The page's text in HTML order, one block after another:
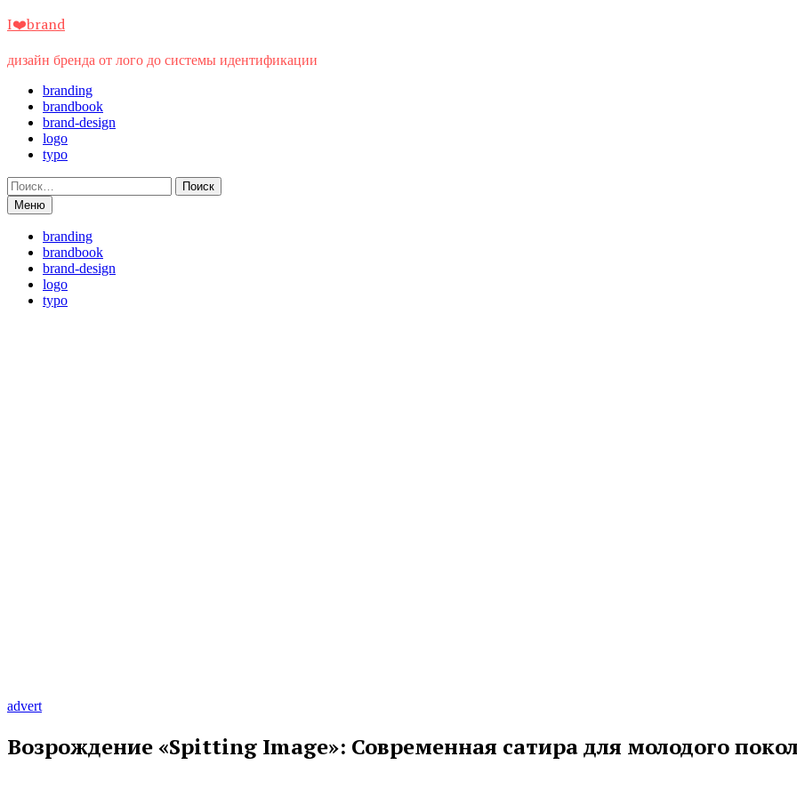
Перейти
содержимому
I❤️brand
дизайн бренда от лого до системы идентификации
branding
brandbook
brand-design
logo
typo
Найти:
Меню
branding
brandbook
brand-design
logo
typo
advert
Возрождение «Spitting Image»: Современная сатира для молодого